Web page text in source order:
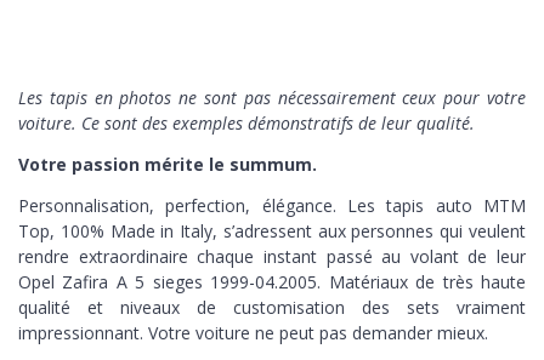
Les tapis en photos ne sont pas nécessairement ceux pour votre
voiture. Ce sont des exemples démonstratifs de leur qualité.
Votre passion mérite le summum.
Personnalisation, perfection, élégance. Les tapis auto MTM
Top, 100% Made in Italy, s’adressent aux personnes qui veulent
rendre extraordinaire chaque instant passé au volant de leur
Opel Zafira A 5 sieges 1999-04.2005. Matériaux de très haute
qualité et niveaux de customisation des sets vraiment
impressionnant. Votre voiture ne peut pas demander mieux.